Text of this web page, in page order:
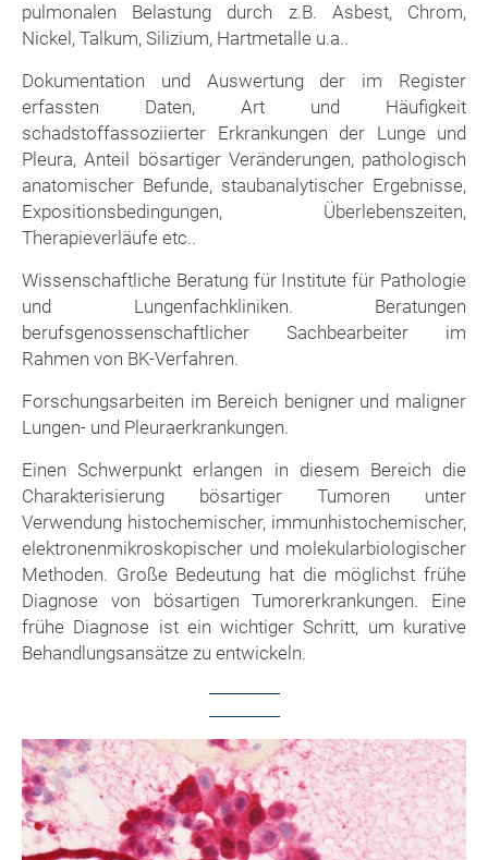
pulmonalen Belastung durch z.B. Asbest, Chrom,
Nickel, Talkum, Silizium, Hartmetalle u.a..
Dokumentation und Auswertung der im Register
erfassten Daten, Art und Häufigkeit
schadstoffassoziierter Erkrankungen der Lunge und
Pleura, Anteil bösartiger Veränderungen, pathologisch
anatomischer Befunde, staubanalytischer Ergebnisse,
Expositionsbedingungen, Überlebenszeiten,
Therapieverläufe etc..
Wissenschaftliche Beratung für Institute für Pathologie
und Lungenfachkliniken. Beratungen
berufsgenossenschaftlicher Sachbearbeiter im
Rahmen von BK-Verfahren.
Forschungsarbeiten im Bereich benigner und maligner
Lungen- und Pleuraerkrankungen.
Einen Schwerpunkt erlangen in diesem Bereich die
Charakterisierung bösartiger Tumoren unter
Verwendung histochemischer, immunhistochemischer,
elektronenmikroskopischer und molekularbiologischer
Methoden. Große Bedeutung hat die möglichst frühe
Diagnose von bösartigen Tumorerkrankungen. Eine
frühe Diagnose ist ein wichtiger Schritt, um kurative
Behandlungsansätze zu entwickeln.